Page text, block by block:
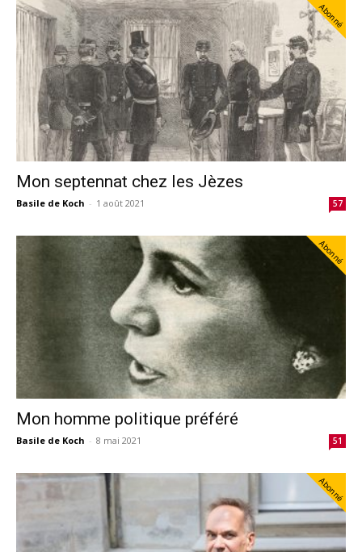
Abonné
Mon septennat chez les Jèzes
Basile de Koch - 1 août 2021 57
Abonné
Mon homme politique préféré
Basile de Koch - 8 mai 2021 51
Abonné